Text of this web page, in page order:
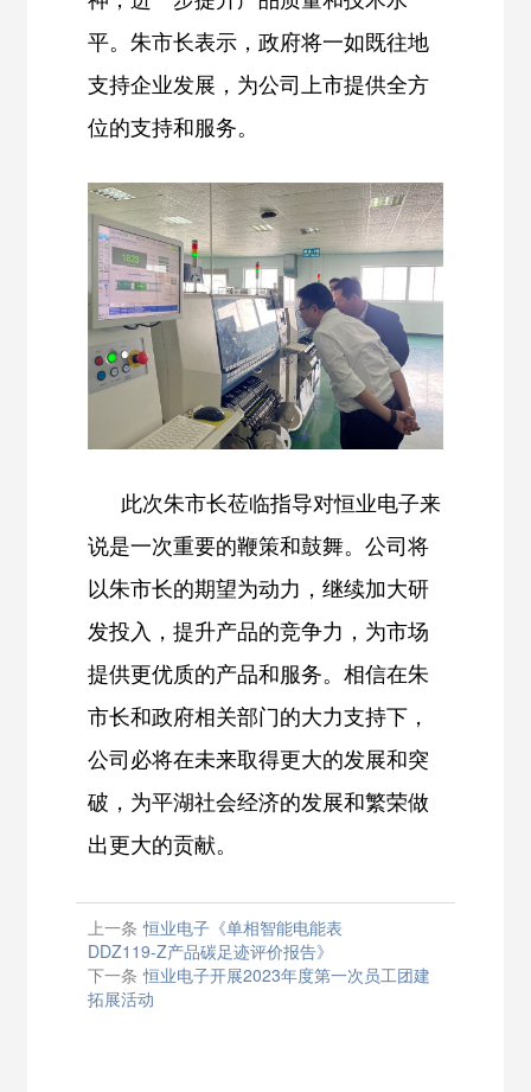
平。朱市长表示，政府将一如既往地
支持企业发展，为公司上市提供全方
位的支持和服务。
此次朱市长莅临指导对恒业电子来
说是一次重要的鞭策和鼓舞。公司将
以朱市长的期望为动力，继续加大研
发投入，提升产品的竞争力，为市场
提供更优质的产品和服务。相信在朱
市长和政府相关部门的大力支持下，
公司必将在未来取得更大的发展和突
破，为平湖社会经济的发展和繁荣做
出更大的贡献。
上一条 恒业电子《单相智能电能表
DDZ119-Z产品碳足迹评价报告》
下一条 恒业电子开展2023年度第一次员工团建
拓展活动